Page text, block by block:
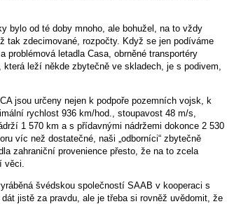
bylo od té doby mnoho, ale bohužel, na to vždy
tak zdecimované, rozpočty. Když se jen podíváme
problémová letadla Casa, obrněné transportéry
leží někde zbytečně ve skladech, je s podivem,
jsou určeny nejen k podpoře pozemních vojsk, k
rychlost 936 km/hod., stoupavost 48 m/s,
1 570 km a s přídavnými nádržemi dokonce 2 530
víc než dostatečné, naši „odborníci“ zbytečně
zahraniční provenience přesto, že na to zcela
věci.
švédskou společností SAAB v kooperaci s
jistě za pravdu, ale je třeba si rovněž uvědomit, že